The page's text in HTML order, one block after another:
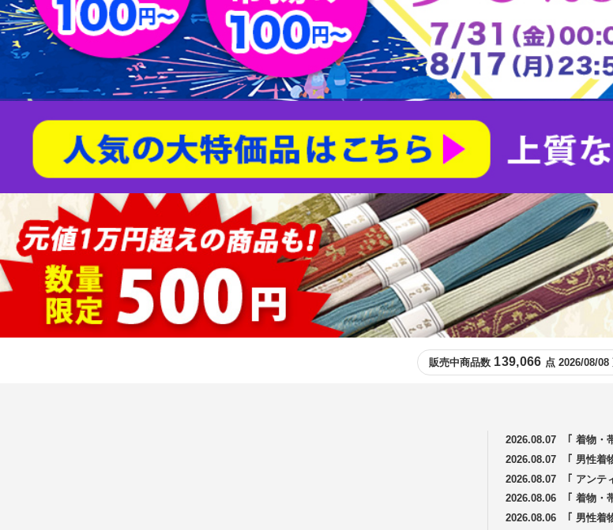
販売中商品数 139,066 点 2026/08/08
2026.08.07
｢ 着物・
2026.08.07
｢ 男性着
2026.08.07
｢ アンテ
2026.08.06
｢ 着物・
2026.08.06
｢ 男性着